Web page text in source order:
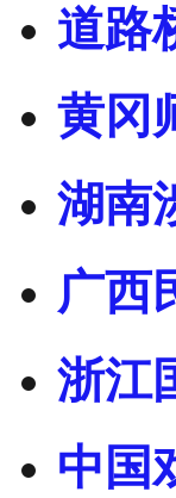
道路
黄冈
湖南
广西
浙江
中国